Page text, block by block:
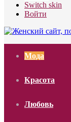
Switch skin
Войти
Мода
Красота
Любовь